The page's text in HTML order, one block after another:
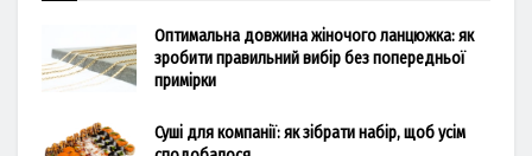
Оптимальна довжина жіночого ланцюжка: як
зробити правильний вибір без попередньої
примірки
Суші для компанії: як зібрати набір, щоб усім